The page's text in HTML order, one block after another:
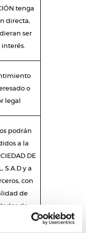
tenga
directa,
ser
interés.
o
legal
podrán
a la
DE
S.A.D y a
con
de
de